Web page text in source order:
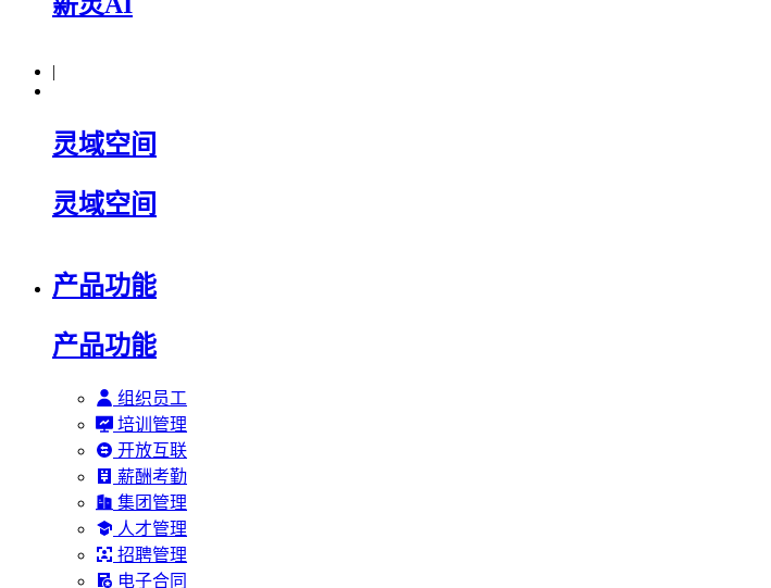
|
灵域空间
灵域空间
产品功能
产品功能
组织员工
培训管理
开放互联
薪酬考勤
集团管理
人才管理
招聘管理
电子合同